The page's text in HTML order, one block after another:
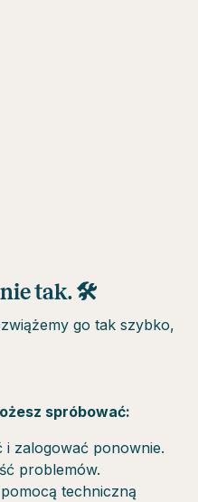
nie tak. 🛠
go tak szybko,
spróbować:
i zalogować ponownie.
problemów.
techniczną